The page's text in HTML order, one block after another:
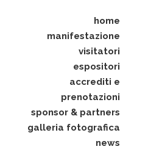
home
manifestazione
visitatori
espositori
accrediti e
prenotazioni
sponsor & partners
galleria fotografica
news